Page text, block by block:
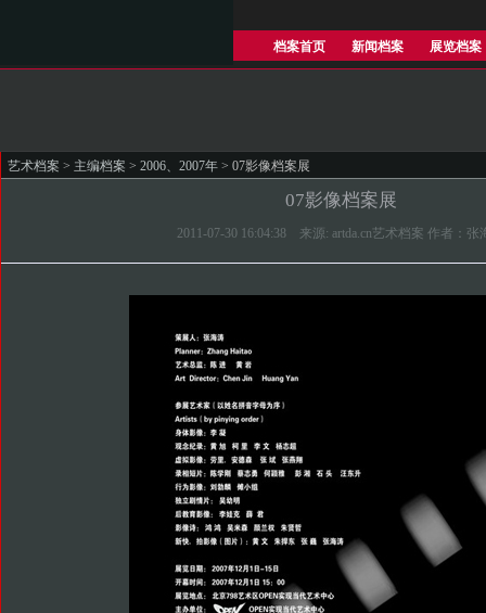
档案首页 新闻档案 展览档案
艺术档案 > 主编档案 > 2006、2007年 > 07影像档案展
07影像档案展
2011-07-30 16:04:38 来源: artda.cn艺术档案 作者：张